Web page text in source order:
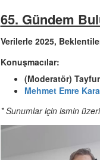
65. Gündem
Verilerle 2025,
Konuşmacılar:
(Moderatör)
Mehmet Emre
* Sunumlar için ismin